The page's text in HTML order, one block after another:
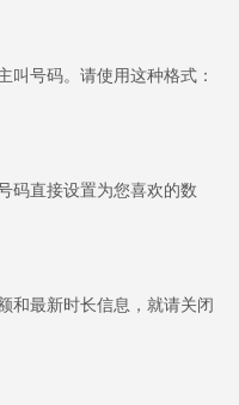
⁦$5⁩
14 分钟最少 ⁦$5⁩ -
叫号码。请使用这种格式：
码直接设置为您喜欢的数
和最新时长信息，就请关闭